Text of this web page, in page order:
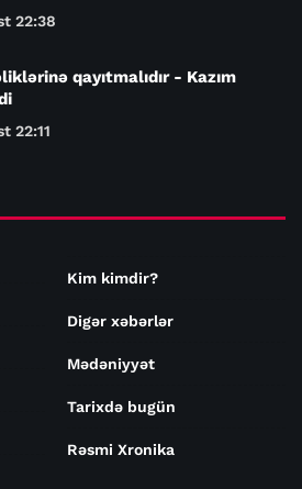
22:38
qayıtmalıdır - Kazım
22:11
Kim kimdir?
Digər xəbərlər
Mədəniyyət
Tarixdə bugün
Rəsmi Xronika